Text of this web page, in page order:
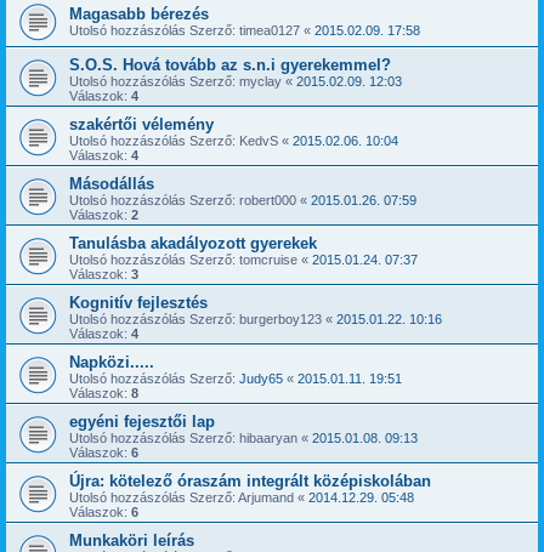
Magasabb bérezés
Utolsó hozzászólás Szerző: timea0127 « 2015.02.09. 17:58
S.O.S. Hová tovább az s.n.i gyerekemmel?
Utolsó hozzászólás Szerző: myclay « 2015.02.09. 12:03
Válaszok: 4
szakértői vélemény
Utolsó hozzászólás Szerző: KedvS « 2015.02.06. 10:04
Válaszok: 4
Másodállás
Utolsó hozzászólás Szerző: robert000 « 2015.01.26. 07:59
Válaszok: 2
Tanulásba akadályozott gyerekek
Utolsó hozzászólás Szerző: tomcruise « 2015.01.24. 07:37
Válaszok: 3
Kognitív fejlesztés
Utolsó hozzászólás Szerző: burgerboy123 « 2015.01.22. 10:16
Válaszok: 4
Napközi.....
Utolsó hozzászólás Szerző: Judy65 « 2015.01.11. 19:51
Válaszok: 8
egyéni fejesztői lap
Utolsó hozzászólás Szerző: hibaaryan « 2015.01.08. 09:13
Válaszok: 6
Újra: kötelező óraszám integrált középiskolában
Utolsó hozzászólás Szerző: Arjumand « 2014.12.29. 05:48
Válaszok: 6
Munkaköri leírás